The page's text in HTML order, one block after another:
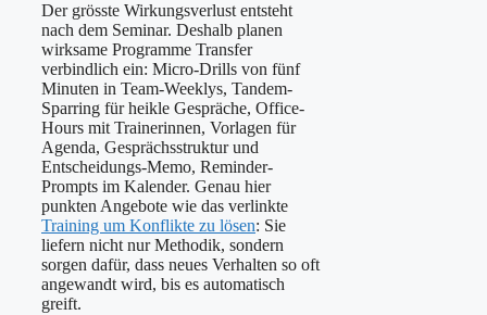
Der grösste Wirkungsverlust entsteht
nach dem Seminar. Deshalb planen
wirksame Programme Transfer
verbindlich ein: Micro-Drills von fünf
Minuten in Team-Weeklys, Tandem-
Sparring für heikle Gespräche, Office-
Hours mit Trainerinnen, Vorlagen für
Agenda, Gesprächsstruktur und
Entscheidungs-Memo, Reminder-
Prompts im Kalender. Genau hier
punkten Angebote wie das verlinkte
Training um Konflikte zu lösen: Sie
liefern nicht nur Methodik, sondern
sorgen dafür, dass neues Verhalten so oft
angewandt wird, bis es automatisch
greift.